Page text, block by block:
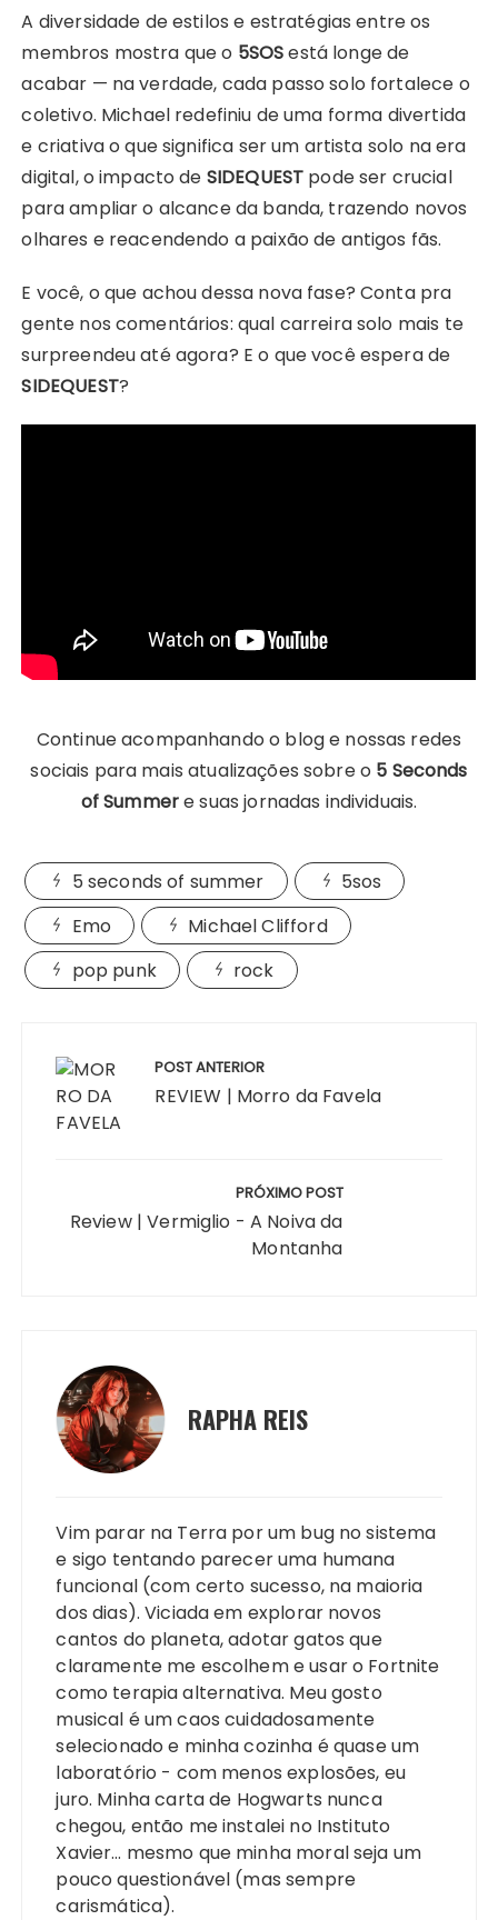
A diversidade de estilos e estratégias entre os
membros mostra que o 5SOSestá longe de
acabar — na verdade, cada passo solo fortalece o
coletivo. Michael redefiniu de uma forma divertida
e criativa o que significa ser um artista solo na era
digital, o impacto de SIDEQUEST pode ser crucial
para ampliar o alcance da banda, trazendo novos
olhares e reacendendo a paixão de antigos fãs.
E você, o que achou dessa nova fase? Conta pra
gente nos comentários: qual carreira solo mais te
surpreendeu até agora? E o que você espera de
SIDEQUEST?
Continue acompanhando o blog e nossas redes
sociais para mais atualizações sobre o 5 Seconds
of Summere suas jornadas individuais.
5 seconds of summer
5sos
Emo
Michael Clifford
pop punk
rock
Post
POST ANTERIOR
REVIEW | Morro da Favela
PRÓXIMO POST
Review | Vermiglio - A Noiva da
Montanha
RAPHA REIS
Vim parar na Terra por um bug no sistema
e sigo tentando parecer uma humana
funcional (com certo sucesso, na maioria
dos dias). Viciada em explorar novos
cantos do planeta, adotar gatos que
claramente me escolhem e usar o Fortnite
como terapia alternativa. Meu gosto
musical é um caos cuidadosamente
selecionado e minha cozinha é quase um
laboratório - com menos explosões, eu
juro. Minha carta de Hogwarts nunca
chegou, então me instalei no Instituto
Xavier… mesmo que minha moral seja um
pouco questionável (mas sempre
carismática).